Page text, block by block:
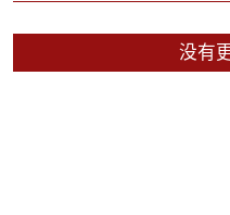
没有